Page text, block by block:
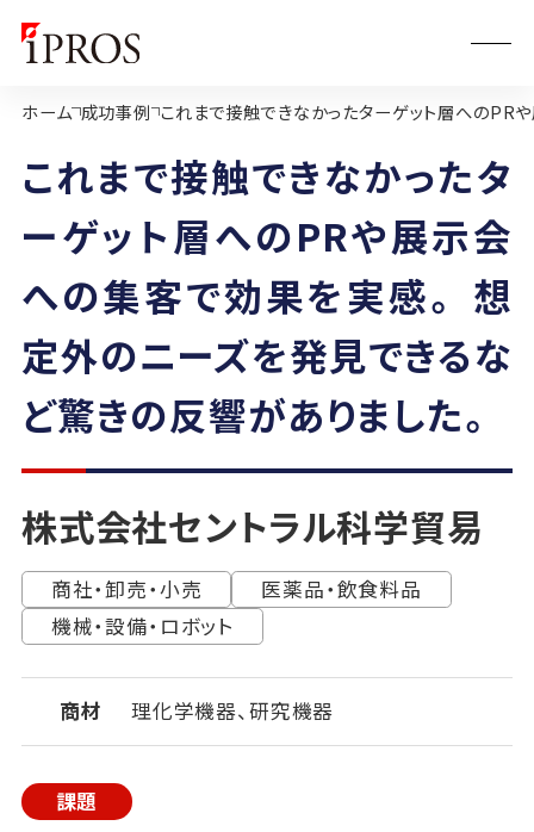
ホーム 成功事例 これまで接触できなかったターゲット層へのPR
これまで接触できなかったタ
ーゲット層へのPRや展示会
への集客で効果を実感。 想
定外のニーズを発見できるな
ど驚きの反響がありました。
株式会社セントラル科学貿易
商社・卸売・小売
医薬品・飲食料品
機械・設備・ロボット
商材 理化学機器、研究機器
課題